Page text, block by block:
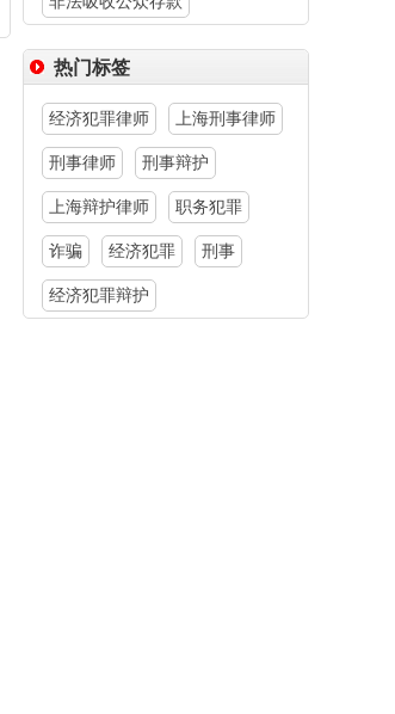
热门标签
经济犯罪律师 上海刑事律师
刑事律师 刑事辩护
上海辩护律师 职务犯罪
诈骗 经济犯罪 刑事
经济犯罪辩护